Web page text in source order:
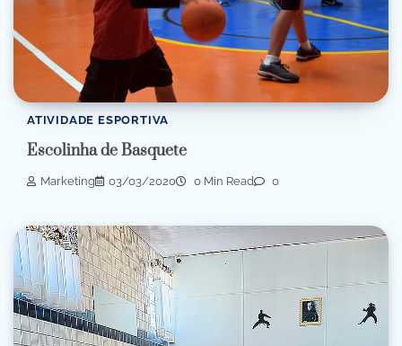
ATIVIDADE ESPORTIVA
Escolinha de Basquete
Marketing 03/03/2020 0 Min Read 0